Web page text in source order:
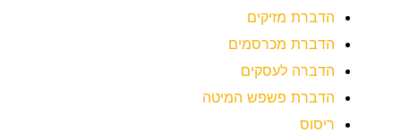
הדברת מזיקים
הדברת מכרסמים
הדברה לעסקים
הדברת פשפש המיטה
ריסוס